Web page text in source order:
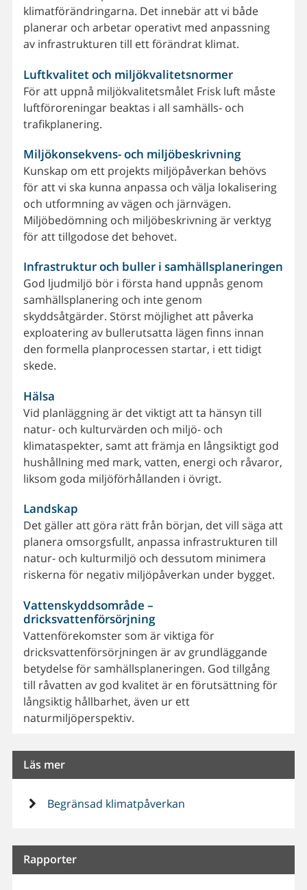
klimatförändringarna. Det innebär att vi både
planerar och arbetar operativt med anpassning
av infrastrukturen till ett förändrat klimat.
Luftkvalitet och miljökvalitetsnormer
För att uppnå miljökvalitetsmålet Frisk luft måste
luftföroreningar beaktas i all samhälls- och
trafikplanering.
Miljökonsekvens- och miljöbeskrivning
Kunskap om ett projekts miljöpåverkan behövs
för att vi ska kunna anpassa och välja lokalisering
och utformning av vägen och järnvägen.
Miljöbedömning och miljöbeskrivning är verktyg
för att tillgodose det behovet.
Infrastruktur och buller i samhällsplaneringen
God ljudmiljö bör i första hand uppnås genom
samhällsplanering och inte genom
skyddsåtgärder. Störst möjlighet att påverka
exploatering av bullerutsatta lägen finns innan
den formella planprocessen startar, i ett tidigt
skede.
Hälsa
Vid planläggning är det viktigt att ta hänsyn till
natur- och kulturvärden och miljö- och
klimataspekter, samt att främja en långsiktigt god
hushållning med mark, vatten, energi och råvaror,
liksom goda miljöförhållanden i övrigt.
Landskap
Det gäller att göra rätt från början, det vill säga att
planera omsorgsfullt, anpassa infrastrukturen till
natur- och kulturmiljö och dessutom minimera
riskerna för negativ miljöpåverkan under bygget.
Vattenskyddsområde –
dricksvattenförsörjning
Vattenförekomster som är viktiga för
dricksvattenförsörjningen är av grundläggande
betydelse för samhällsplaneringen. God tillgång
till råvatten av god kvalitet är en förutsättning för
långsiktig hållbarhet, även ur ett
naturmiljöperspektiv.
Läs mer
Begränsad klimatpåverkan
Rapporter